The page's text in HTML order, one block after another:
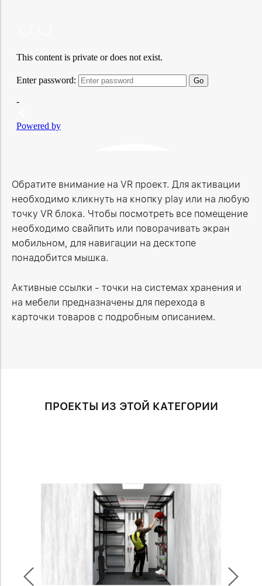
Обратите внимание на VR проект. Для активации
необходимо кликнуть на кнопку play или на любую
точку VR блока. Чтобы посмотреть все помещение
необходимо свайпить или поворачивать экран
мобильном, для навигации на десктопе
понадобится мышка.
Активные ссылки - точки на системах хранения и
на мебели предназначены для перехода в
карточки товаров с подробным описанием.
ПРОЕКТЫ ИЗ ЭТОЙ КАТЕГОРИИ